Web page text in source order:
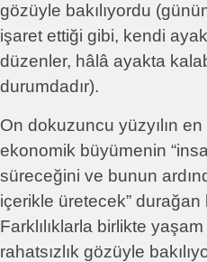
gözüyle bakılıyordu
işaret ettiği gibi, kendi
düzenler, hâlâ ayakta
durumdadır).
On dokuzuncu yüzyılın
ekonomik büyümenin
süreceğini ve bunun
içerikle üretecek”
Farklılıklarla birlikte
rahatsızlık gözüyle